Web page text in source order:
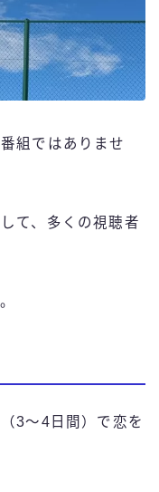
組ではありませ
て、多くの視聴者
3～4日間）で恋を